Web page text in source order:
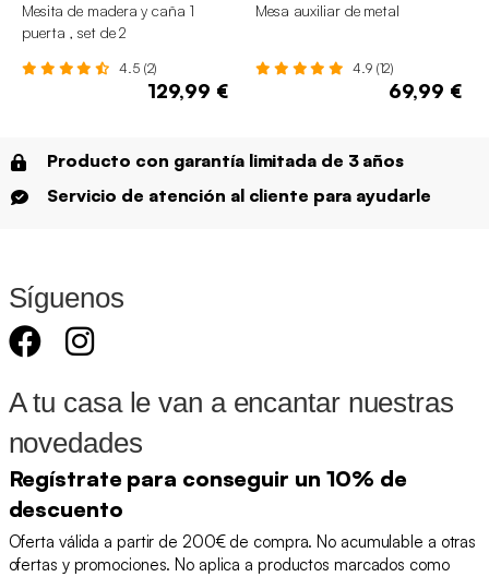
Mesita de madera y caña 1
puerta , set de 2
4.5 (2)
129,99 €
Mesa auxiliar de metal
4.9 (12)
69,99 €
Producto con garantía limitada de 3 años
Servicio de atención al cliente para ayudarle
Síguenos
A tu casa le van a encantar nuestras
novedades
Regístrate para conseguir un 10% de
descuento
Oferta válida a partir de 200€ de compra. No acumulable a otras
ofertas y promociones. No aplica a productos marcados como